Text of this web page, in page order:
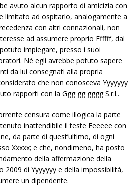
avuto alcun rapporto di amicizia con
limitato ad ospitarlo, analogamente a
con altri connazionali, non
ad assumere proprio Ffffff, dal
impiegare, presso i suoi
Né egli avrebbe potuto sapere
da lui consegnati alla propria
che non conosceva Yyyyyyy
rapporti con la Ggg gg gggg S.r.l..
censura come illogica la parte
inattendibile il teste Eeeeee con
da parte di quest’ultimo, di ogni
Xxxxx; e che, nondimeno, ha posto
della affermazione della
2009 di Yyyyyyy e della impossibilità,
un dipendente.